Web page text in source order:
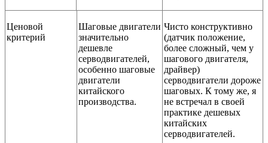
Ценовой
критерий
Шаговые двигатели
значительно
дешевле
серводвигателей,
особенно шаговые
двигатели
китайского
производства.
Чисто конструктивно
(датчик положение,
более сложный, чем у
шагового двигателя,
драйвер)
серводвигатели дороже
шаговых. К тому же, я
не встречал в своей
практике дешевых
китайских
серводвигателей.